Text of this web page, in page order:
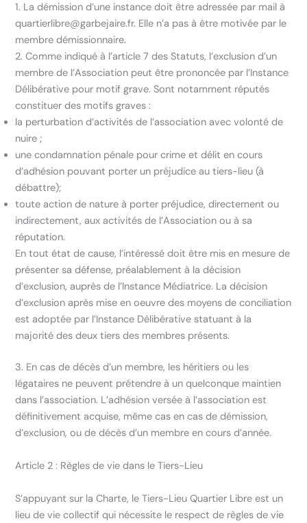
1. La démission d’une instance doit être adressée par mail à
quartierlibre@garbejaire.fr. Elle n’a pas à être motivée par le
membre démissionnaire.
2. Comme indiqué à l’article 7 des Statuts, l’exclusion d’un
membre de l’Association peut être prononcée par l’Instance
Délibérative pour motif grave. Sont notamment réputés
constituer des motifs graves :
la perturbation d’activités de l’association avec volonté de
nuire ;
une condamnation pénale pour crime et délit en cours
d’adhésion pouvant porter un préjudice au tiers-lieu (à
débattre);
toute action de nature à porter préjudice, directement ou
indirectement, aux activités de l’Association ou à sa
réputation.
En tout état de cause, l’intéressé doit être mis en mesure de
présenter sa défense, préalablement à la décision
d’exclusion, auprès de l’Instance Médiatrice. La décision
d’exclusion après mise en oeuvre des moyens de conciliation
est adoptée par l’Instance Délibérative statuant à la
majorité des deux tiers des membres présents.
3. En cas de décès d’un membre, les héritiers ou les
légataires ne peuvent prétendre à un quelconque maintien
dans l’association. L’adhésion versée à l’association est
définitivement acquise, même cas en cas de démission,
d’exclusion, ou de décès d’un membre en cours d’année.
Article 2 : Règles de vie dans le Tiers-Lieu
S’appuyant sur la Charte, le Tiers-Lieu Quartier Libre est un
lieu de vie collectif qui nécessite le respect de règles de vie